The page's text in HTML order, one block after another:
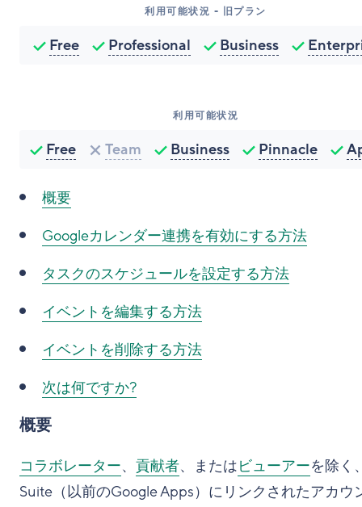
利用可能状況 - 旧プラン
Free Professional Business
利用可能状況
Free Team Business Pinnacle
概要
Googleカレンダー連携を有効にする方法
タスクのスケジュールを設定する方法
イベントを編集する方法
イベントを削除する方法
次は何ですか?
概要
コラボレーター、 貢献者、またはビューアーを除く
Suite（以前のGoogle Apps）にリンクされたアカウ